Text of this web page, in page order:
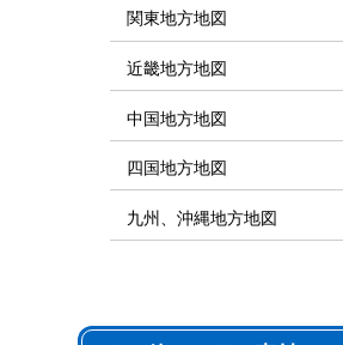
関東地方地図
近畿地方地図
中国地方地図
四国地方地図
九州、沖縄地方地図